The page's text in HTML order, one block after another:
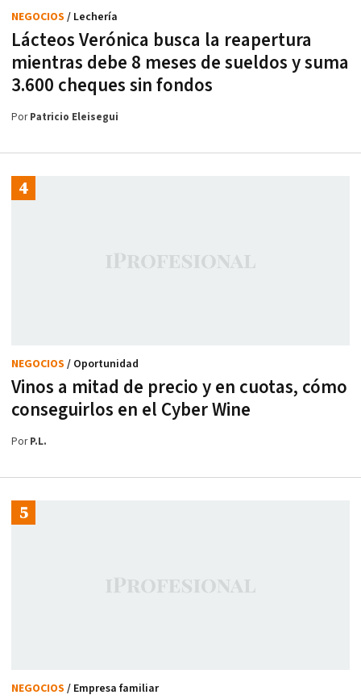
Lácteos Verónica busca la reapertura
mientras debe 8 meses de sueldos y suma
3.600 cheques sin fondos
NEGOCIOS / Lechería
PorPatricio Eleisegui
Vinos a mitad de precio y en cuotas, cómo
conseguirlos en el Cyber Wine
NEGOCIOS / Oportunidad
PorP.L.
NEGOCIOS / Empresa familiar